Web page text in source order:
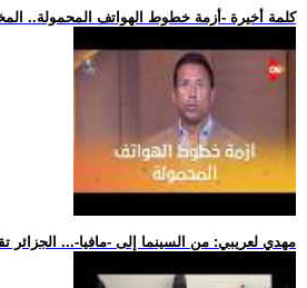
.. كلمة أخيرة -أزمة خطوط الهواتف المحمولة..
.. مهدي لعريبي: من السينما إلى -مافيا-...